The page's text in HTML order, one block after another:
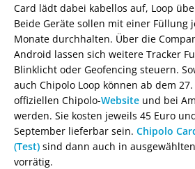
Card lädt dabei kabellos auf, Loop
Beide Geräte sollen mit einer Füllung
Monate durchhalten. Über die
Android lassen sich weitere Tracker
Blinklicht oder Geofencing steuern.
auch Chipolo Loop können ab dem
offiziellen Chipolo-Website und bei
werden. Sie kosten jeweils 45 Euro
September lieferbar sein. Chipolo
(Test) sind dann auch in
vorrätig.